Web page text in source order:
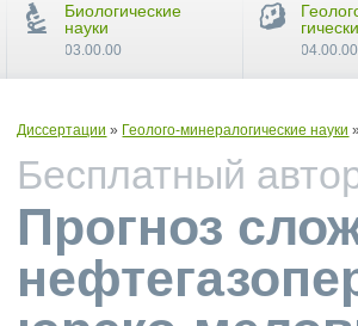
Диссертации » Геолого-минералогические науки »
Бесплатный
Прогноз
Биологические
науки
03.00.00 04.00.00